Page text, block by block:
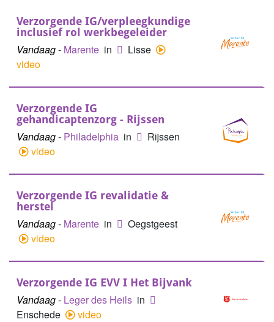
Verzorgende IG/verpleegkundige
inclusief rol werkbegeleider
Vandaag- Marente in
Lisse
video
Verzorgende IG
gehandicaptenzorg - Rijssen
Vandaag- Philadelphia in
Rijssen
video
Verzorgende IG revalidatie &
herstel
Vandaag- Marente in
Oegstgeest
video
Verzorgende IG EVV I Het Bijvank
Vandaag- Leger des Heils in
Enschede
video